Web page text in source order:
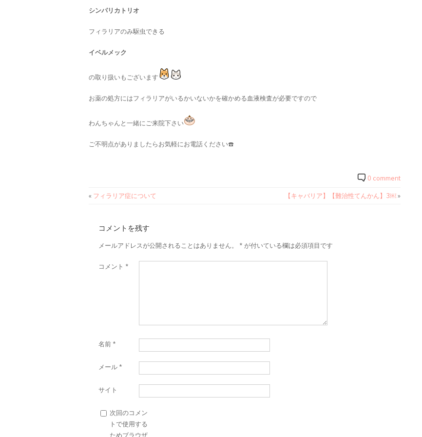
シンパリカトリオ
フィラリアのみ駆虫できる
イベルメック
の取り扱いもございます
お薬の処方にはフィラリアがいるかいないかを確かめる血液検査が必要ですので
わんちゃんと一緒にご来院下さい
ご不明点がありましたらお気軽にお電話ください☎️
0 comment
« フィラリア症について 【キャバリア】【難治性てんかん】3￼»
コメントを残す
メールアドレスが公開されることはありません。 * が付いている欄は必須項目です
コメント *
名前 *
メール *
サイト
次回のコメン
トで使用する
ためブラウザ